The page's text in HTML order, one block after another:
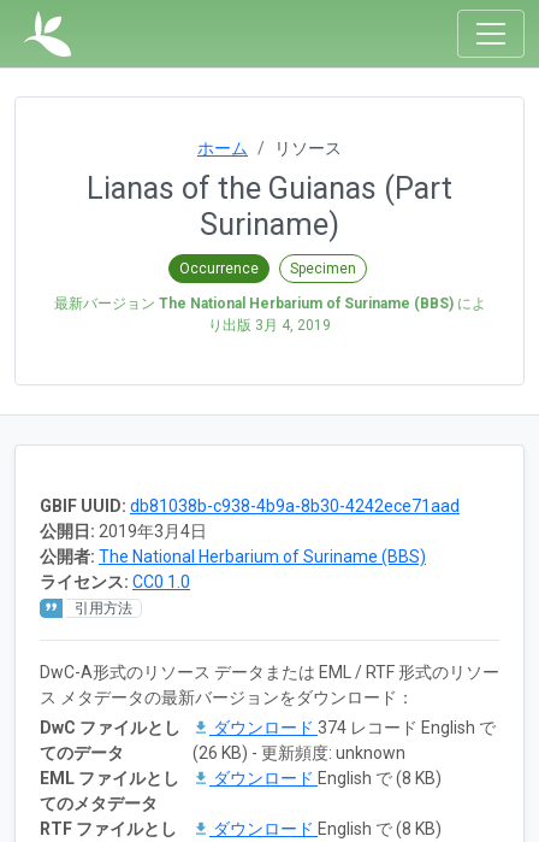
ホーム リソース
Lianas of the Guianas (Part
Suriname)
Occurrence Specimen
最新バージョン The National Herbarium of Suriname (BBS)によ
り出版 3月 4, 2019
GBIF UUID: db81038b-c938-4b9a-8b30-4242ece71aad
公開日: 2019年3月4日
公開者: The National Herbarium of Suriname (BBS)
ライセンス: CC0 1.0
引用方法
DwC-A形式のリソース データまたは EML / RTF 形式のリソー
ス メタデータの最新バージョンをダウンロード：
DwC ファイルとし
てのデータ
ダウンロード 374 レコード English で
(26 KB) - 更新頻度: unknown
EML ファイルとし
てのメタデータ
ダウンロード English で (8 KB)
RTF ファイルとし
ダウンロード English で (8 KB)